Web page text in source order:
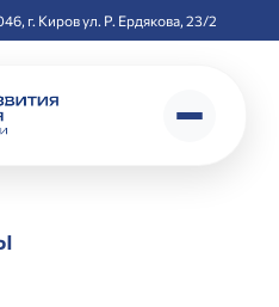
г. Киров ул. Р. Ердякова, 23/2